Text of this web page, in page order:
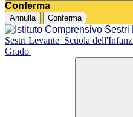
Conferma
Annulla Conferma
Sestri Levante Scuola
Grado